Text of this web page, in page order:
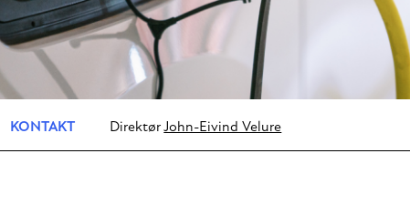
KONTAKT Direktør John-Eivind Velure